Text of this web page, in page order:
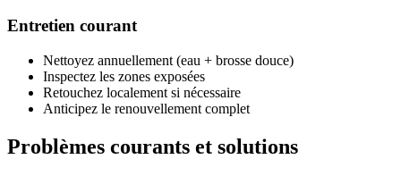
Entretien courant
Nettoyez annuellement (eau + brosse douce)
Inspectez les zones exposées
Retouchez localement si nécessaire
Anticipez le renouvellement complet
Problèmes courants et solutions